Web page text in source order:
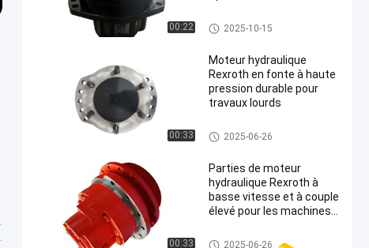
00:22 Moteur hydraulique de Poclain
2025-10-15
00:33
Moteur hydraulique
Rexroth en fonte à haute
pression durable pour
travaux lourds
Moteur hydraulique de Rexroth
2025-06-26
00:33
Parties de moteur
hydraulique Rexroth à
basse vitesse et à couple
élevé pour les machines
Efficacité et performance
Moteur hydraulique de Rexroth
2025-06-26